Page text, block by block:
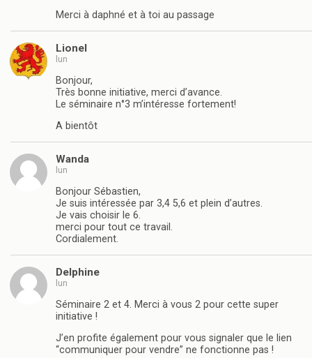
Merci à daphné et à toi au passage
Lionel
lun
Bonjour,
Très bonne initiative, merci d’avance.
Le séminaire n°3 m’intéresse fortement!
A bientôt
Wanda
lun
Bonjour Sébastien,
Je suis intéressée par 3,4 5,6 et plein d’autres.
Je vais choisir le 6.
merci pour tout ce travail.
Cordialement.
Delphine
lun
Séminaire 2 et 4. Merci à vous 2 pour cette super
initiative !
J’en profite également pour vous signaler que le lien
“communiquer pour vendre” ne fonctionne pas !